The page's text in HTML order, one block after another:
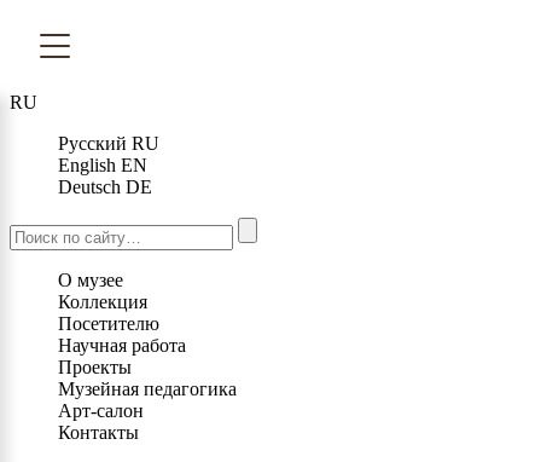
RU
Русский RU
English EN
Deutsch DE
О музее
Коллекция
Посетителю
Научная работа
Проекты
Музейная педагогика
Арт-салон
Контакты